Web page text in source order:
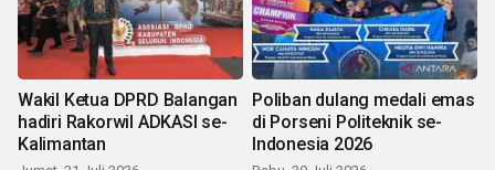
Wakil Ketua DPRD Balangan
hadiri Rakorwil ADKASI se-
Kalimantan
Poliban dulang medali emas
di Porseni Politeknik se-
Indonesia 2026